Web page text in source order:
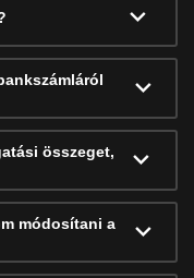
összeget,
módosítani a